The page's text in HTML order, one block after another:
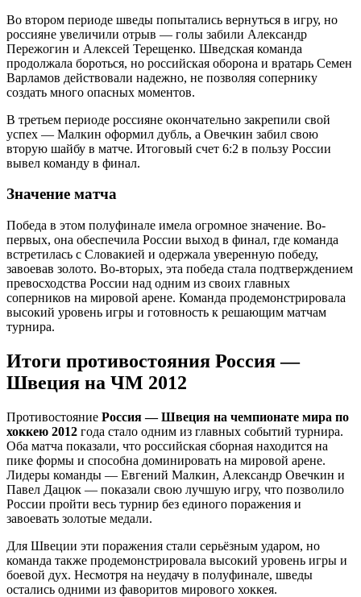
Во втором периоде шведы попытались вернуться в игру, но
россияне увеличили отрыв — голы забили Александр
Пережогин и Алексей Терещенко. Шведская команда
продолжала бороться, но российская оборона и вратарь Семен
Варламов действовали надежно, не позволяя сопернику
создать много опасных моментов.
В третьем периоде россияне окончательно закрепили свой
успех — Малкин оформил дубль, а Овечкин забил свою
вторую шайбу в матче. Итоговый счет 6:2 в пользу России
вывел команду в финал.
Значение матча
Победа в этом полуфинале имела огромное значение. Во-
первых, она обеспечила России выход в финал, где команда
встретилась с Словакией и одержала уверенную победу,
завоевав золото. Во-вторых, эта победа стала подтверждением
превосходства России над одним из своих главных
соперников на мировой арене. Команда продемонстрировала
высокий уровень игры и готовность к решающим матчам
турнира.
Итоги противостояния Россия —
Швеция на ЧМ 2012
Противостояние Россия — Швеция на чемпионате мира по
хоккею 2012 года стало одним из главных событий турнира.
Оба матча показали, что российская сборная находится на
пике формы и способна доминировать на мировой арене.
Лидеры команды — Евгений Малкин, Александр Овечкин и
Павел Дацюк — показали свою лучшую игру, что позволило
России пройти весь турнир без единого поражения и
завоевать золотые медали.
Для Швеции эти поражения стали серьёзным ударом, но
команда также продемонстрировала высокий уровень игры и
боевой дух. Несмотря на неудачу в полуфинале, шведы
остались одними из фаворитов мирового хоккея.